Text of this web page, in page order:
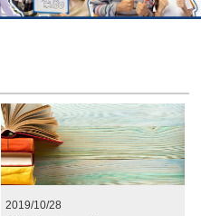
2019/10/28